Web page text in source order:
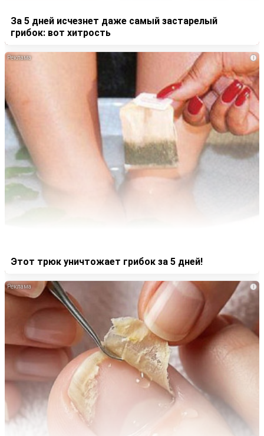
За 5 дней исчезнет даже самый застарелый
грибок: вот хитрость
i
Этот трюк уничтожает грибок за 5 дней!
i